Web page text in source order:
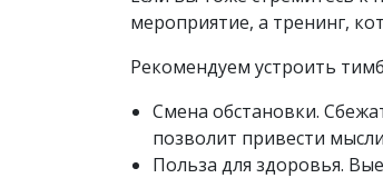
мероприятие, а тренинг,
Рекомендуем устроить
Смена обстановки.
позволит привести
Польза для здоровья.